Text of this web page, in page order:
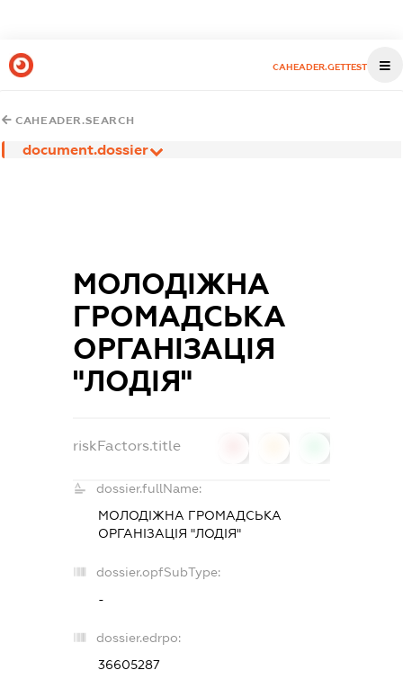
CAHEADER.GETTEST
CAHEADER.SEARCH
document.dossier
МОЛОДІЖНА
ГРОМАДСЬКА
ОРГАНІЗАЦІЯ
"ЛОДІЯ"
riskFactors.title
dossier.fullName:
МОЛОДІЖНА ГРОМАДСЬКА
ОРГАНІЗАЦІЯ "ЛОДІЯ"
dossier.opfSubType:
-
dossier.edrpo:
36605287